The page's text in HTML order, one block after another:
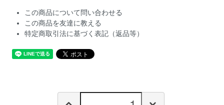
この商品について問い合わせる
この商品を友達に教える
特定商取引法に基づく表記（返品等）